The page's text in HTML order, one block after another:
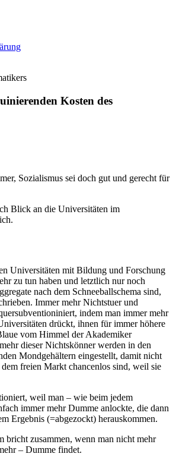
Kosten des
Sozialismus sei doch gut und gerecht für
Blick an die Universitäten im
Universitäten mit Bildung und Forschung
zu tun haben und letztlich nur noch
nach dem Schneeballschema sind,
Immer mehr Nichtstuer und
indem man immer mehr
drückt, ihnen für immer höhere
vom Himmel der Akademiker
dieser Nichtskönner werden in den
Mondgehältern eingestellt, damit nicht
freien Markt chancenlos sind, weil sie
weil man – wie beim jedem
immer mehr Dumme anlockte, die dann
Ergebnis (=abgezockt) herauskommen.
bricht zusammen, wenn man nicht mehr
– Dumme findet.